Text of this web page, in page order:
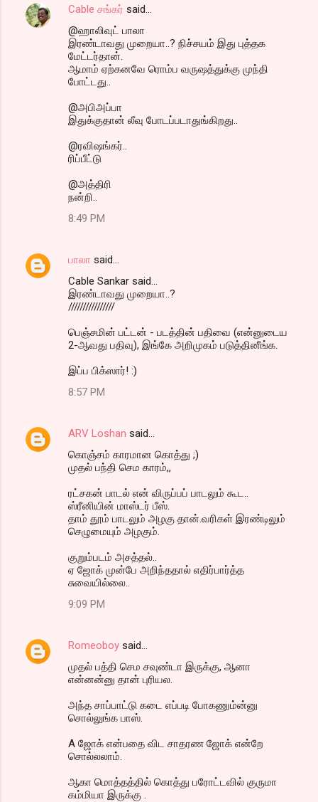
Cable சங்கர் said…
@ஹாலிவுட் பாலா
இரண்டாவது முறையா..? நிச்சயம் இது புத்தக
மேட்டர்தான்.
ஆமாம் ஏற்கனவே ரொம்ப வருஷத்துக்கு முந்தி
போட்டது..
@அபிஅப்பா
இதுக்குதான் லீவு போடப்படாதுங்கிறது..
@ரவிஷங்கர்..
ரிப்பீட்டு
@அத்திரி
நன்றி..
8:49 PM
பாலா said…
Cable Sankar said...
இரண்டாவது முறையா..?
////////////////
பெஞ்சமின் பட்டன் - படத்தின் பதிவை (என்னுடைய
2-ஆவது பதிவு), இங்கே அறிமுகம் படுத்தினீங்க.
இப்ப பிக்ஸார்! :)
8:57 PM
ARV Loshan said…
கொஞ்சம் காரமான கொத்து ;)
முதல் பந்தி செம காரம்,,
ரட்சகன் பாடல் என் விருப்பப் பாடலும் கூட..
ஸ்ரீனியின் மாஸ்டர் பீஸ்.
தாம் தூம் பாடலும் அழகு தான்.வரிகள் இரண்டிலும்
செழுமையும் அழகும்.
குறும்படம் அசத்தல்..
ஏ ஜோக் முன்பே அறிந்ததால் எதிர்பார்த்த
சுவையில்லை..
9:09 PM
Romeoboy said…
முதல் பத்தி செம சவுண்டா இருக்கு, ஆனா
என்னன்னு தான் புரியல.
அந்த சாப்பாட்டு கடை எப்படி போகணும்ன்னு
சொல்லுங்க பாஸ்.
A ஜோக் என்பதை விட சாதரண ஜோக் என்றே
சொல்லலாம்.
ஆகா மொத்தத்தில் கொத்து பரோட்டவில் குருமா
கம்மியா இருக்கு .